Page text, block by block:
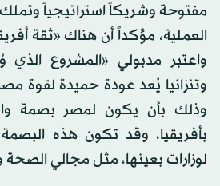
مفتوحة وشريكاً استراتيجياً وتملك
العملية، مؤكداً أن هناك «ثقة
واعتبر مدبولي «المشروع
وتنزانيا يُعد عودة حميدة لقوة
وذلك بأن يكون لمصر بصمة
بأفريقيا، وقد تكون هذه
لوزارات بعينها، مثل مجالي الصحة